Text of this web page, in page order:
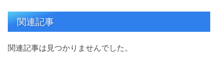
関連記事
関連記事は見つかりませんでした。